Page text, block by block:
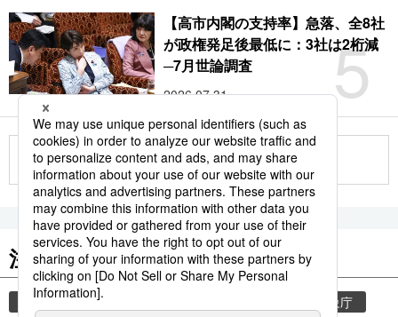
5
【高市内閣の支持率】急落、全8社
が政権発足後最低に：3社は2桁減
─7月世論調査
2026.07.31
もっと見る
注目のキーワード
共同通信ニュース 気象庁